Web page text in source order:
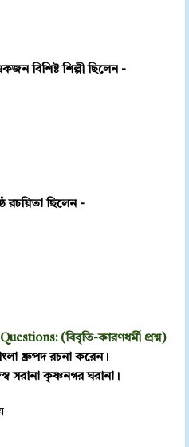
বিশিষ্ট শিল্পী ছিলেন -
রচয়িতা ছিলেন -
(বিবৃতি-কারণধর্মী প্রশ্ন)
ধ্রুপদ রচনা করেন।
সরানা কৃষ্ণনগর ঘরানা।